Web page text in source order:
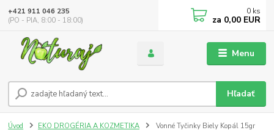
Menu
Hľadať
+421 911 046 235
(PO - PIA, 8:00 - 18:00)
0 ks
za 0,00 EUR
Úvod EKO DROGÉRIA A KOZMETIKA
Vonné Tyčinky Biely Kopál 15gr